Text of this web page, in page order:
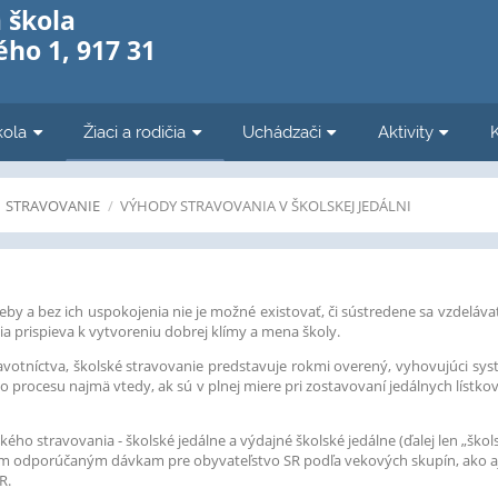
škola
1, 917 31
Žiaci a rodičia Uchádzači Aktivity
STRAVOVANIE / VÝHODY STRAVOVANIA V ŠKOLSKEJ JEDÁLNI
a bez ich uspokojenia nie je možné existovať, či sústredene sa
prispieva k vytvoreniu dobrej klímy a mena školy.
školské stravovanie predstavuje rokmi overený, vyhovujúci
procesu najmä vtedy, ak sú v plnej miere pri zostavovaní jedálnych
stravovania - školské jedálne a výdajné školské jedálne (ďalej len
odporúčaným dávkam pre obyvateľstvo SR podľa vekových skupín, ako